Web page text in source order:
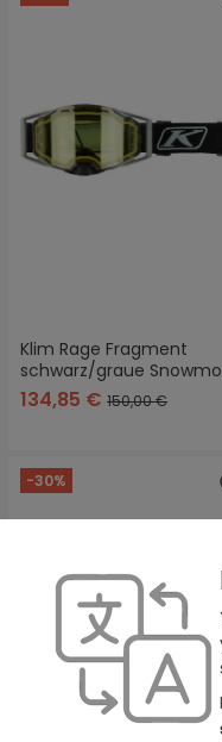
Klim Rage Fragment
schwarz/graue
Brille
134,85 € 150,00 €
-30%